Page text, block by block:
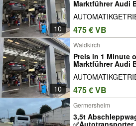
10
Marktführer Audi
475 € VB
10
Waldkirch
Preis in 1 Minute
Marktführer Audi
475 € VB
Germersheim
3,5t